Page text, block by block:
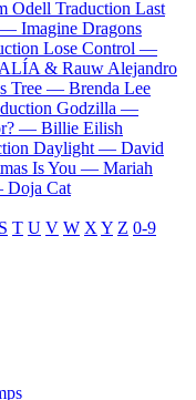
Odell Traduction Last
— Imagine Dragons
Lose Control —
& Rauw Alejandro
Tree — Brenda Lee
Godzilla —
— Billie Eilish
Daylight — David
Is You — Mariah
Doja Cat
S T U V W X Y Z 0-9